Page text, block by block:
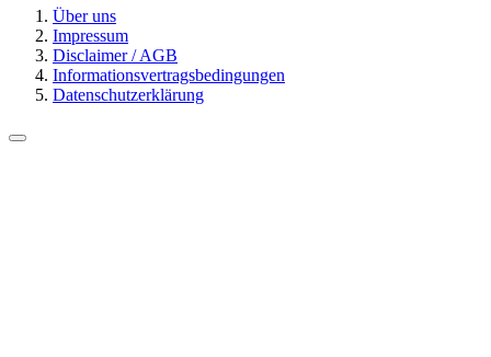
Über uns
Impressum
Disclaimer / AGB
Informationsvertragsbedingungen
Datenschutzerklärung